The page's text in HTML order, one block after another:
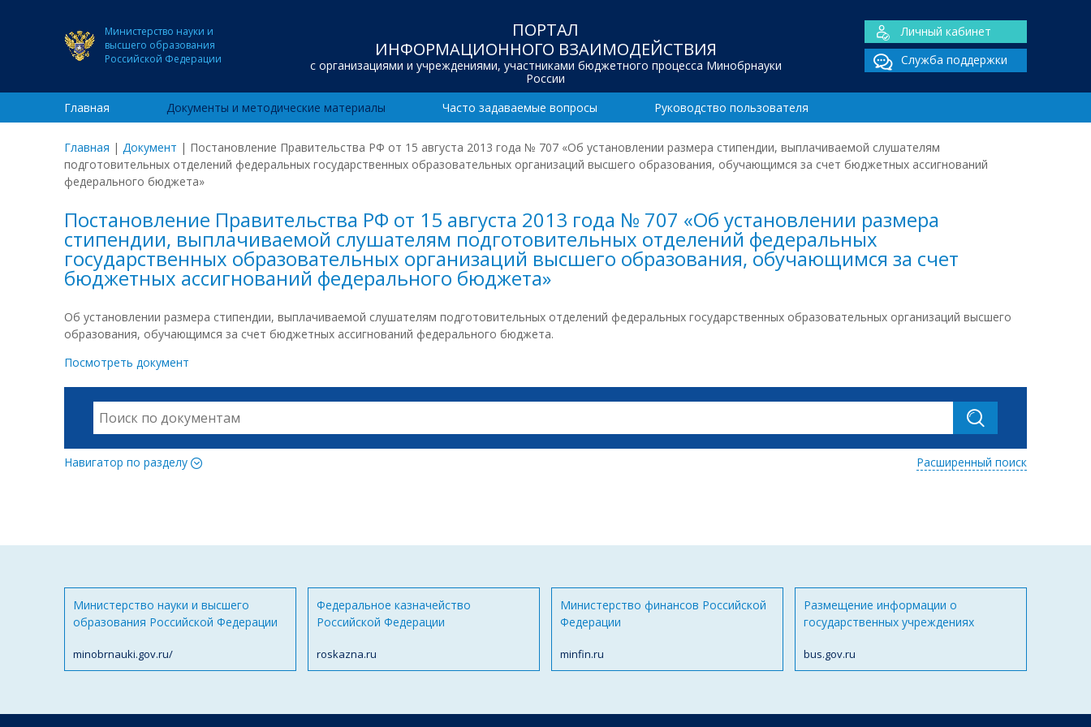
Министерство науки и
высшего образования
Российской Федерации
ПОРТАЛ
ИНФОРМАЦИОННОГО ВЗАИМОДЕЙСТВИЯ
с организациями и учреждениями, участниками бюджетного процесса Минобрнауки
России
Личный кабинет
Служба поддержки
Главная Документы и методические материалы Часто задаваемые вопросы Руководство пользователя
Главная | Документ | Постановление Правительства РФ от 15 августа 2013 года № 707 «Об установлении размера стипендии, выплачиваемой слушателям
подготовительных отделений федеральных государственных образовательных организаций высшего образования, обучающимся за счет бюджетных ассигнований
федерального бюджета»
Постановление Правительства РФ от 15 августа 2013 года № 707 «Об установлении размера
стипендии, выплачиваемой слушателям подготовительных отделений федеральных
государственных образовательных организаций высшего образования, обучающимся за счет
бюджетных ассигнований федерального бюджета»
Об установлении размера стипендии, выплачиваемой слушателям подготовительных отделений федеральных государственных образовательных организаций высшего
образования, обучающимся за счет бюджетных ассигнований федерального бюджета.
Посмотреть документ
Навигатор по разделу Расширенный поиск
Министерство науки и высшего
образования Российской Федерации
minobrnauki.gov.ru/
Федеральное казначейство
Российской Федерации
roskazna.ru
Министерство финансов Российской
Федерации
minfin.ru
Размещение информации о
государственных учреждениях
bus.gov.ru